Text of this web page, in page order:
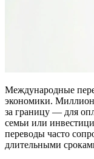
Международные
экономики.
за границу — для
семьи или
переводы часто
длительными